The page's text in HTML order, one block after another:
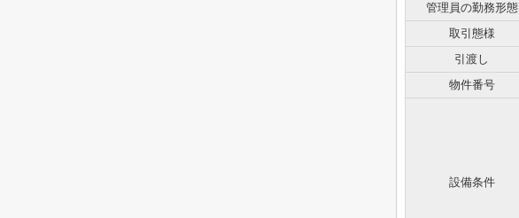
管理員の勤務形態
取引態様
引渡し
物件番号
設備条件